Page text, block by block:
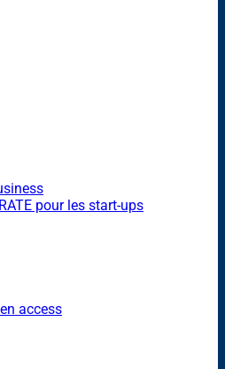
pour les start-ups
access